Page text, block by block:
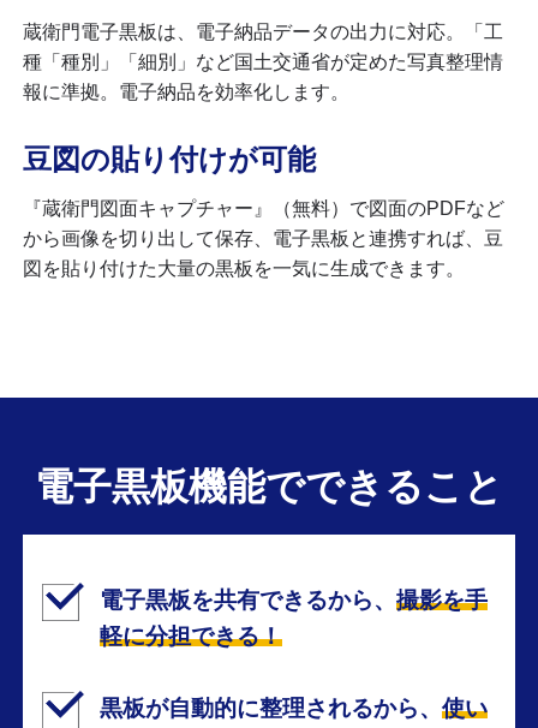
蔵衛門電子黒板は、電子納品データの出力に対応。「工
種「種別」「細別」など国土交通省が定めた写真整理情
報に準拠。電子納品を効率化します。
豆図の貼り付けが可能
『蔵衛門図面キャプチャー』（無料）で図面のPDFなど
から画像を切り出して保存、電子黒板と連携すれば、豆
図を貼り付けた大量の黒板を一気に生成できます。
電子黒板機能でできること
電子黒板を共有できるから、 撮影を手
軽に分担できる！
黒板が自動的に整理されるから、 使い